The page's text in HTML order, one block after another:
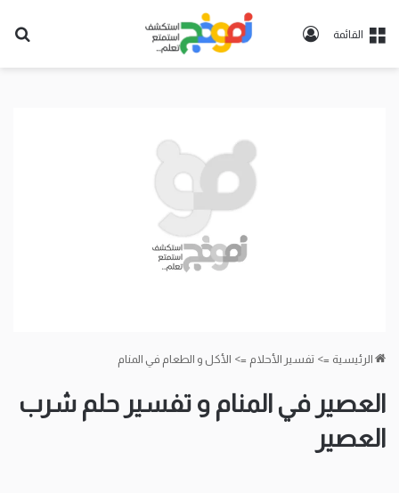
القائمة
الرئيسية => تفسير الأحلام => الأكل و الطعام في المنام
العصير في المنام و تفسير حلم شرب
العصير